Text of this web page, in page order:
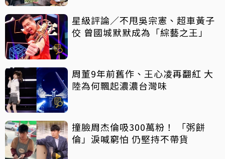
星級評論／不甩吳宗憲、超車黃子
佼 曾國城默默成為「綜藝之王」
周董9年前舊作、王心凌再翻紅 大
陸為何飄起濃濃台灣味
撞臉周杰倫吸300萬粉！ 「粥餅
倫」淚喊窮怕 仍堅持不帶貨